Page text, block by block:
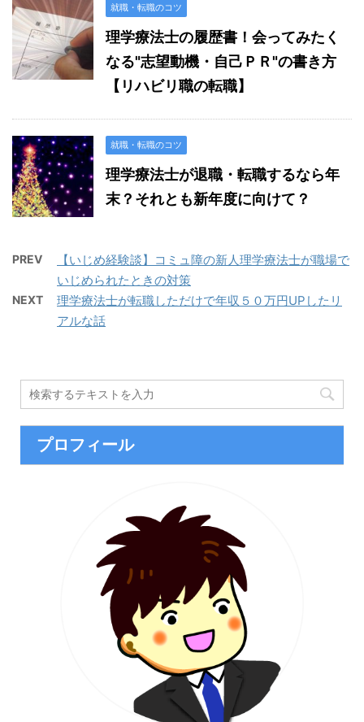
就職・転職のコツ
理学療法士の履歴書！会ってみたく
なる"志望動機・自己ＰＲ"の書き方
【リハビリ職の転職】
就職・転職のコツ
理学療法士が退職・転職するなら年
末？それとも新年度に向けて？
PREV
【いじめ経験談】コミュ障の新人理学療法士が職場で
いじめられたときの対策
NEXT
理学療法士が転職しただけで年収５０万円UPしたリ
アルな話
プロフィール